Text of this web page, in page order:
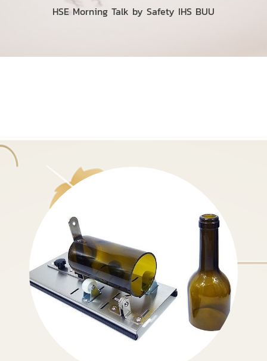
HSE Morning Talk by Safety IHS BUU